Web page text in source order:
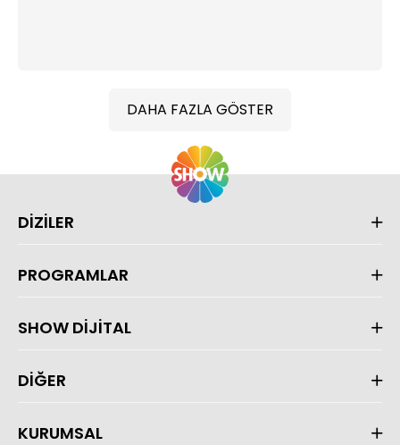
DAHA FAZLA GÖSTER
DİZİLER
PROGRAMLAR
SHOW DİJİTAL
DİĞER
KURUMSAL